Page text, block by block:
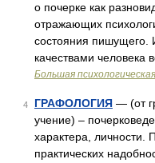
о почерке как
отражающих
состояния пишущего.
качествами человека
Большая
4 ГРАФОЛОГИЯ — (от
учение) –
характера, личности.
практических